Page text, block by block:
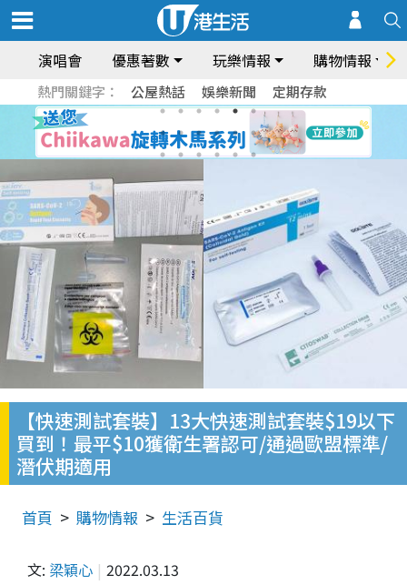
演唱會 優惠著數 玩樂情報 購物情報
熱門關鍵字： 公屋熱話 娛樂新聞 定期存款
【快速測試套裝】13大快速測試套裝$19以下
買到！最平$10獲衛生署認可/通過歐盟標準/
潛伏期適用
首頁 購物情報 生活百貨
文: 梁穎心 2022.03.13